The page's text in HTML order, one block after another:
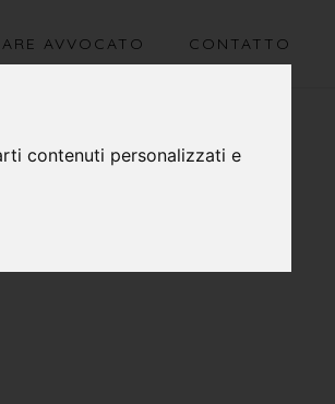
contenuti personalizzati e
AVVOCATO CONTATTO